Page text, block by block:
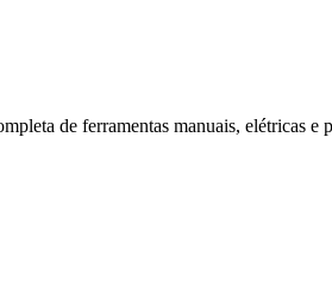
de ferramentas manuais, elétricas